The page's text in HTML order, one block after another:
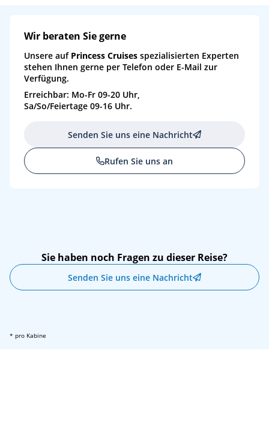
Wir beraten Sie gerne
Unsere auf Princess Cruises spezialisierten Experten
stehen Ihnen gerne per Telefon oder E-Mail zur
Verfügung.
Erreichbar: Mo-Fr 09-20 Uhr,
Sa/So/Feiertage 09-16 Uhr.
Senden Sie uns eine Nachricht
Rufen Sie uns an
Sie haben noch Fragen zu dieser Reise?
Senden Sie uns eine Nachricht
* pro Kabine